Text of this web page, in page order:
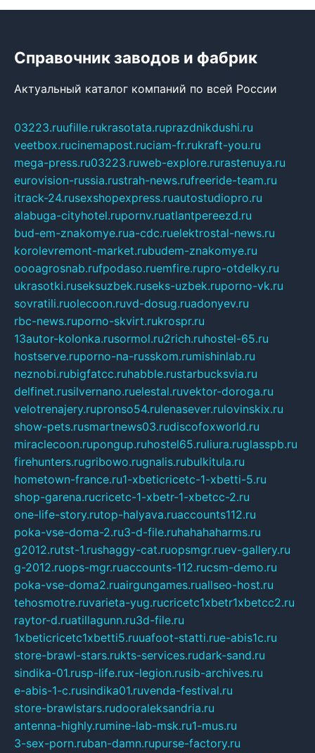
Справочник заводов и фабрик
Актуальный каталог компаний по всей России
03223.ruufille.rukrasotata.ruprazdnikdushi.ru
veetbox.rucinemapost.ruciam-fr.rukraft-you.ru
mega-press.ru03223.ruweb-explore.rurastenuya.ru
eurovision-russia.rustrah-news.rufreeride-team.ru
itrack-24.rusexshopexpress.ruautostudiopro.ru
alabuga-cityhotel.rupornv.ruatlantpereezd.ru
bud-em-znakomye.rua-cdc.ruelektrostal-news.ru
korolevremont-market.rubudem-znakomye.ru
oooagrosnab.rufpodaso.ruemfire.rupro-otdelky.ru
ukrasotki.ruseksuzbek.ruseks-uzbek.ruporno-vk.ru
sovratili.ruolecoon.ruvd-dosug.ruadonyev.ru
rbc-news.ruporno-skvirt.rukrospr.ru
13autor-kolonka.rusormol.ru2rich.ruhostel-65.ru
hostserve.ruporno-na-russkom.rumishinlab.ru
neznobi.rubigfatcc.ruhabble.rustarbucksvia.ru
delfinet.rusilvernano.ruelestal.ruvektor-doroga.ru
velotrenajery.rupronso54.rulenasever.rulovinskix.ru
show-pets.rusmartnews03.rudiscofoxworld.ru
miraclecoon.rupongup.ruhostel65.ruliura.ruglasspb.ru
firehunters.rugribowo.rugnalis.rubulkitula.ru
hometown-france.ru1-xbeticricetc-1-xbetti-5.ru
shop-garena.rucricetc-1-xbetr-1-xbetcc-2.ru
one-life-story.rutop-halyava.ruaccounts112.ru
poka-vse-doma-2.ru3-d-file.ruhahahaharms.ru
g2012.rutst-1.rushaggy-cat.ruopsmgr.ruev-gallery.ru
g-2012.ruops-mgr.ruaccounts-112.rucsm-demo.ru
poka-vse-doma2.ruairgungames.ruallseo-host.ru
tehosmotre.ruvarieta-yug.rucricetc1xbetr1xbetcc2.ru
raytor-d.ruatillagunn.ru3d-file.ru
1xbeticricetc1xbetti5.ruuafoot-statti.rue-abis1c.ru
store-brawl-stars.rukts-services.rudark-sand.ru
sindika-01.rusp-life.rux-legion.rusib-archives.ru
e-abis-1-c.rusindika01.ruvenda-festival.ru
store-brawlstars.rudooraleksandria.ru
antenna-highly.rumine-lab-msk.ru1-mus.ru
3-sex-porn.ruban-damn.rupurse-factory.ru